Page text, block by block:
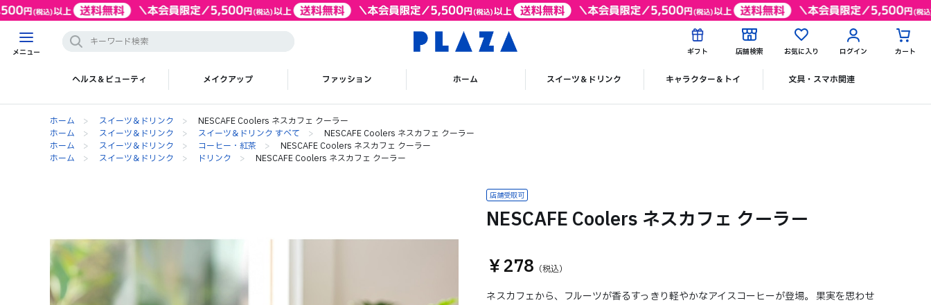
メニュー ギフト 店舗検索 お気に入り ログイン カート
ヘルス＆ビューティ メイクアップ ファッション ホーム スイーツ＆ドリンク キャラクター＆トイ 文具・スマホ関連
ホーム > スイーツ＆ドリンク >
NESCAFE Coolers ネスカフェ クーラー
ホーム
> スイーツ＆ドリンク > スイーツ＆ドリンク すべて >
NESCAFE Coolers ネスカフェ クーラー
ホーム
> スイーツ＆ドリンク > コーヒー・紅茶 >
NESCAFE Coolers ネスカフェ クーラー
ホーム
> スイーツ＆ドリンク > ドリンク > NESCAFE Coolers ネスカフェ クーラー
NESCAFE Coolers ネスカフェ クーラー
￥278
ネスカフェから、フルーツが香るすっきり軽やかなアイスコーヒーが登場。 果実を思わせ